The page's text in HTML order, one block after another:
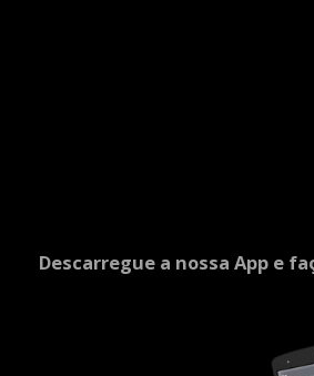
Descarregue a nossa App e